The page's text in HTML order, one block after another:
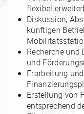
flexibel
Diskussion,
künftigen
Recherche und
und
Erarbeitung
Erstellung von
entsprechend